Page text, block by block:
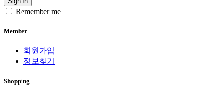
Remember me
Member
회원가입
정보찾기
Shopping